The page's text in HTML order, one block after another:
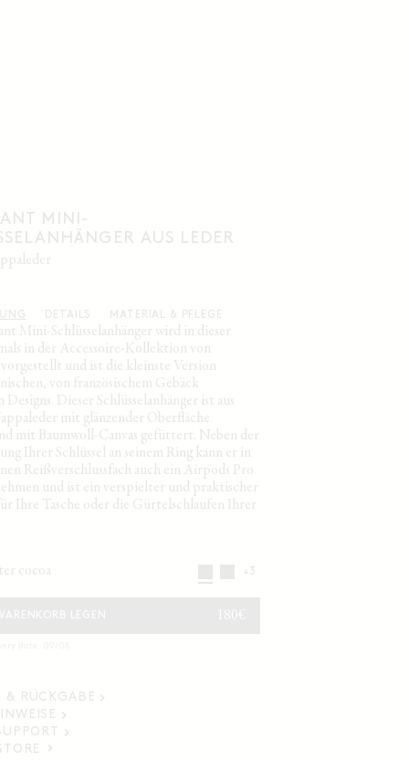
MINI-
AUS LEDER
DETAILS MATERIAL & PFLEGE
Mini-Schlüsselanhänger wird in dieser
in der Accessoire-Kollektion von
vorgestellt und ist die kleinste Version
von französischem Gebäck
Dieser Schlüsselanhänger ist aus
mit glänzender Oberfläche
mit Baumwoll-Canvas gefüttert. Neben der
Ihrer Schlüssel an seinem Ring kann er in
Reißverschlussfach auch ein Airpods Pro
und ist ein verspielter und praktischer
Ihre Tasche oder die Gürtelschlaufen Ihrer
cocoa +3
& RÜCKGABE